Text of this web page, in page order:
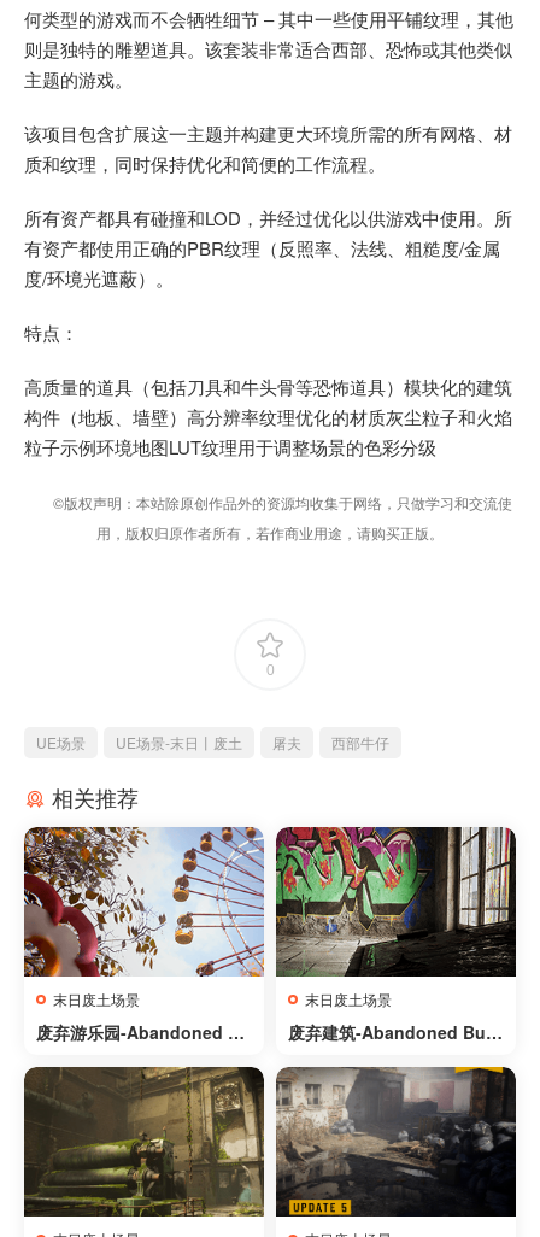
何类型的游戏而不会牺牲细节 – 其中一些使用平铺纹理，其他
则是独特的雕塑道具。该套装非常适合西部、恐怖或其他类似
主题的游戏。
该项目包含扩展这一主题并构建更大环境所需的所有网格、材
质和纹理，同时保持优化和简便的工作流程。
所有资产都具有碰撞和LOD，并经过优化以供游戏中使用。所
有资产都使用正确的PBR纹理（反照率、法线、粗糙度/金属
度/环境光遮蔽）。
特点：
高质量的道具（包括刀具和牛头骨等恐怖道具）模块化的建筑
构件（地板、墙壁）高分辨率纹理优化的材质灰尘粒子和火焰
粒子示例环境地图LUT纹理用于调整场景的色彩分级
©版权声明：本站除原创作品外的资源均收集于网络，只做学习和交流使
用，版权归原作者所有，若作商业用途，请购买正版。
0
UE场景 UE场景-末日丨废土 屠夫 西部牛仔
相关推荐
末日废土场景
废弃游乐园-Abandoned A
末日废土场景
废弃建筑-Abandoned Buil